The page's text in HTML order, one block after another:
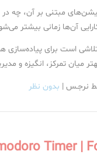
مبتنی بر آن، چه
آن‌ها زمانی بیشتر
است برای پیاده‌سازی
میان تمرکز، انگیزه و
نرجـس | بدون نظر